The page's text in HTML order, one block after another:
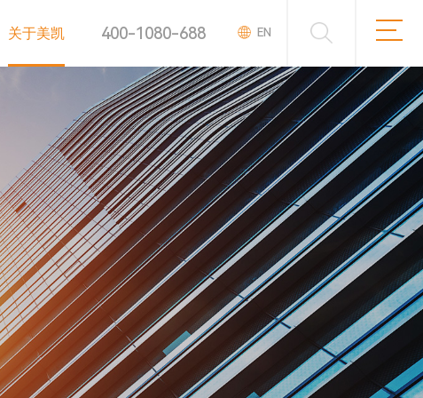
关于美凯 400-1080-688 EN